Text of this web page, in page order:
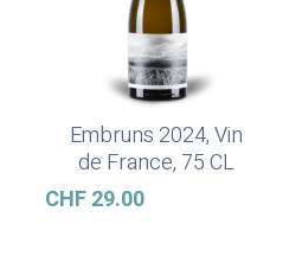
Ajouter Au Panier
Embruns 2024, Vin
de France, 75 CL
CHF29.00